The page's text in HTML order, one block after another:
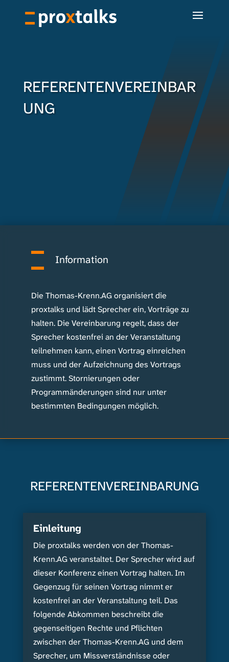
REFERENTENVEREINBAR
UNG
Information
Die Thomas-Krenn.AG organisiert die
proxtalks und lädt Sprecher ein, Vorträge zu
halten. Die Vereinbarung regelt, dass der
Sprecher kostenfrei an der Veranstaltung
teilnehmen kann, einen Vortrag einreichen
muss und der Aufzeichnung des Vortrags
zustimmt. Stornierungen oder
Programmänderungen sind nur unter
bestimmten Bedingungen möglich.
REFERENTENVEREINBARUNG
Einleitung
Die proxtalks werden von der Thomas-
Krenn.AG veranstaltet. Der Sprecher wird auf
dieser Konferenz einen Vortrag halten. Im
Gegenzug für seinen Vortrag nimmt er
kostenfrei an der Veranstaltung teil. Das
folgende Abkommen beschreibt die
gegenseitigen Rechte und Pflichten
zwischen der Thomas-Krenn.AG und dem
Sprecher, um Missverständnisse oder